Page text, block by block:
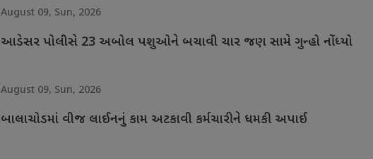
August 09, Sun, 2026
આડેસર પોલીસે 23 અબોલ પશુઓને બચાવી ચાર જણ સામે ગુન્હો નોંધ્યો
August 09, Sun, 2026
બાલાચોડમાં વીજ લાઈનનું કામ અટકાવી કર્મચારીને ધમકી અપાઈ